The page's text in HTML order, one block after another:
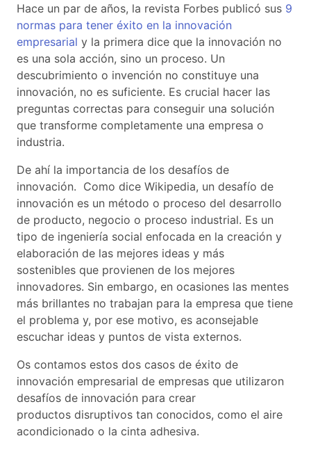
Hace un par de años, la revista Forbes publicó sus 9
normas para tener éxito en la innovación
empresarial y la primera dice que la innovación no
es una sola acción, sino un proceso. Un
descubrimiento o invención no constituye una
innovación, no es suficiente. Es crucial hacer las
preguntas correctas para conseguir una solución
que transforme completamente una empresa o
industria.
De ahí la importancia de los desafíos de
innovación. Como dice Wikipedia, un desafío de
innovación es un método o proceso del desarrollo
de producto, negocio o proceso industrial. Es un
tipo de ingeniería social enfocada en la creación y
elaboración de las mejores ideas y más
sostenibles que provienen de los mejores
innovadores. Sin embargo, en ocasiones las mentes
más brillantes no trabajan para la empresa que tiene
el problema y, por ese motivo, es aconsejable
escuchar ideas y puntos de vista externos.
Os contamos estos dos casos de éxito de
innovación empresarial de empresas que utilizaron
desafíos de innovación para crear
productos disruptivos tan conocidos, como el aire
acondicionado o la cinta adhesiva.